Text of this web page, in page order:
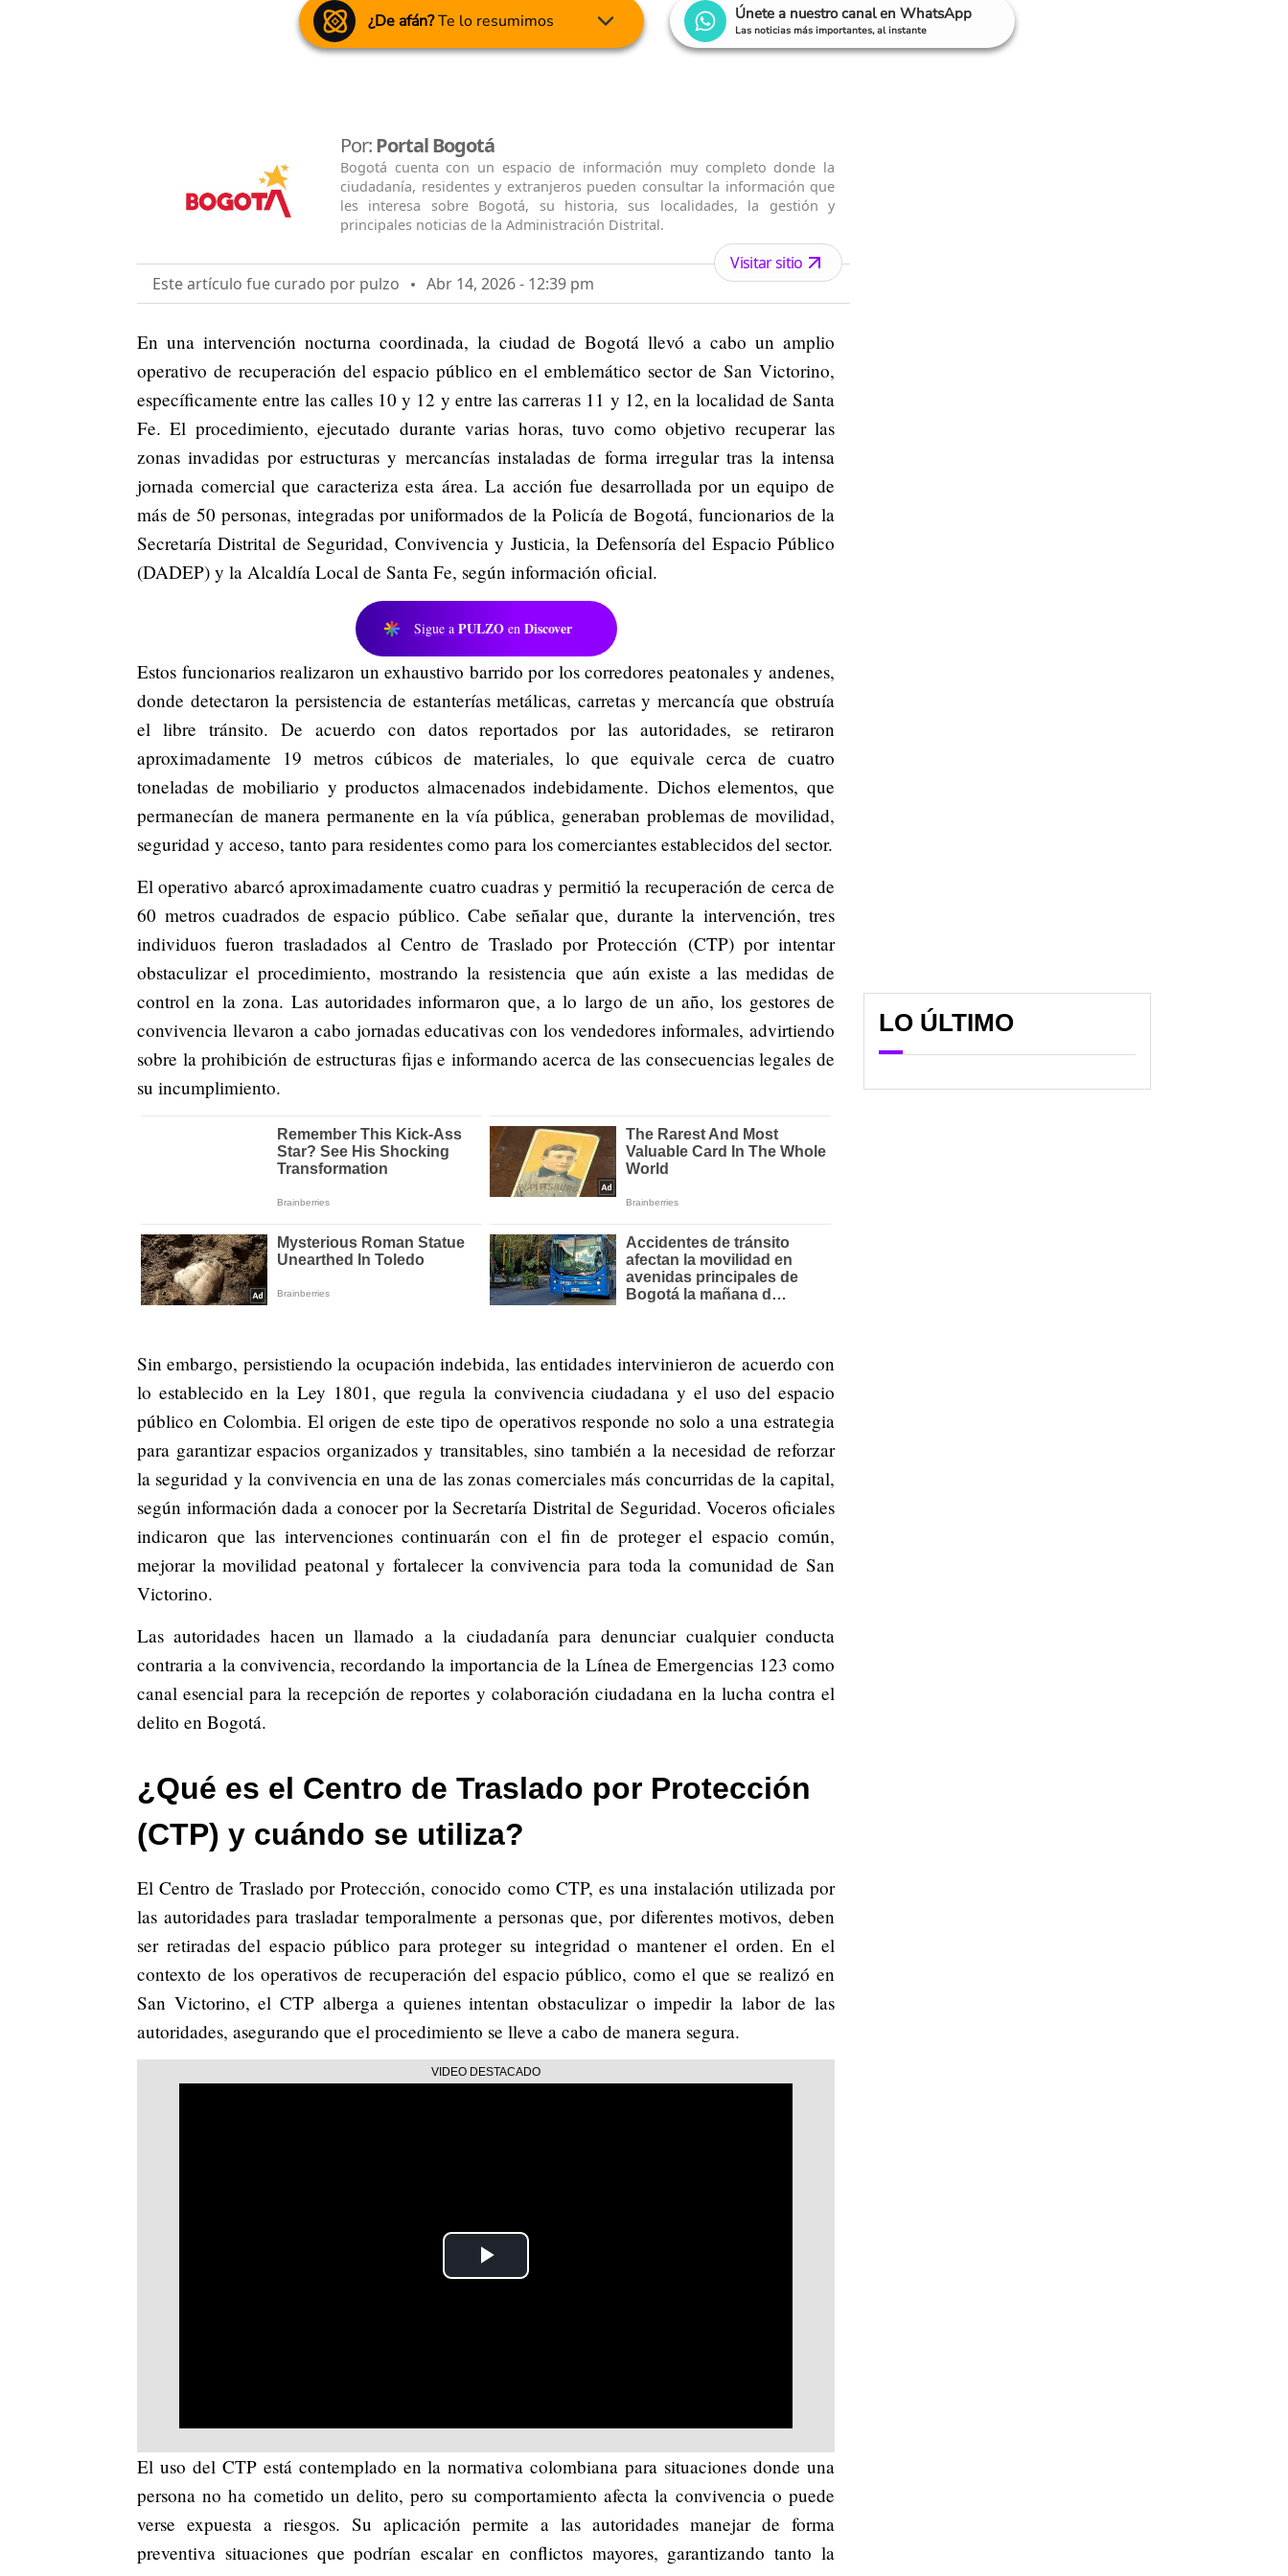
¿De afán?Te lo resumimos Únete a nuestro canal en WhatsApp
Las noticias más importantes, al instante
Por:Portal Bogotá
Bogotá cuenta con un espacio de información muy completo donde la
ciudadanía, residentes y extranjeros pueden consultar la información que
les interesa sobre Bogotá, su historia, sus localidades, la gestión y
principales noticias de la Administración Distrital.
Este artículo fue curado por pulzo Abr 14, 2026 - 12:39 pm
Visitar sitio
En una intervención nocturna coordinada, la ciudad de Bogotá llevó a cabo un amplio
operativo de recuperación del espacio público en el emblemático sector de San Victorino,
específicamente entre las calles 10 y 12 y entre las carreras 11 y 12, en la localidad de Santa
Fe. El procedimiento, ejecutado durante varias horas, tuvo como objetivo recuperar las
zonas invadidas por estructuras y mercancías instaladas de forma irregular tras la intensa
jornada comercial que caracteriza esta área. La acción fue desarrollada por un equipo de
más de 50 personas, integradas por uniformados de la Policía de Bogotá, funcionarios de la
Secretaría Distrital de Seguridad, Convivencia y Justicia, la Defensoría del Espacio Público
(DADEP) y la Alcaldía Local de Santa Fe, según información oficial.
Sigue a PULZO en Discover
Estos funcionarios realizaron un exhaustivo barrido por los corredores peatonales y andenes,
donde detectaron la persistencia de estanterías metálicas, carretas y mercancía que obstruía
el libre tránsito. De acuerdo con datos reportados por las autoridades, se retiraron
aproximadamente 19 metros cúbicos de materiales, lo que equivale cerca de cuatro
toneladas de mobiliario y productos almacenados indebidamente. Dichos elementos, que
permanecían de manera permanente en la vía pública, generaban problemas de movilidad,
seguridad y acceso, tanto para residentes como para los comerciantes establecidos del sector.
El operativo abarcó aproximadamente cuatro cuadras y permitió la recuperación de cerca de
60 metros cuadrados de espacio público. Cabe señalar que, durante la intervención, tres
individuos fueron trasladados al Centro de Traslado por Protección (CTP) por intentar
obstaculizar el procedimiento, mostrando la resistencia que aún existe a las medidas de
control en la zona. Las autoridades informaron que, a lo largo de un año, los gestores de
convivencia llevaron a cabo jornadas educativas con los vendedores informales, advirtiendo
sobre la prohibición de estructuras fijas e informando acerca de las consecuencias legales de
su incumplimiento.
Sin embargo, persistiendo la ocupación indebida, las entidades intervinieron de acuerdo con
lo establecido en la Ley 1801, que regula la convivencia ciudadana y el uso del espacio
público en Colombia. El origen de este tipo de operativos responde no solo a una estrategia
para garantizar espacios organizados y transitables, sino también a la necesidad de reforzar
la seguridad y la convivencia en una de las zonas comerciales más concurridas de la capital,
según información dada a conocer por la Secretaría Distrital de Seguridad. Voceros oficiales
indicaron que las intervenciones continuarán con el fin de proteger el espacio común,
mejorar la movilidad peatonal y fortalecer la convivencia para toda la comunidad de San
Victorino.
Las autoridades hacen un llamado a la ciudadanía para denunciar cualquier conducta
contraria a la convivencia, recordando la importancia de la Línea de Emergencias 123 como
canal esencial para la recepción de reportes y colaboración ciudadana en la lucha contra el
delito en Bogotá.
¿Qué es el Centro de Traslado por Protección
(CTP) y cuándo se utiliza?
El Centro de Traslado por Protección, conocido como CTP, es una instalación utilizada por
las autoridades para trasladar temporalmente a personas que, por diferentes motivos, deben
ser retiradas del espacio público para proteger su integridad o mantener el orden. En el
contexto de los operativos de recuperación del espacio público, como el que se realizó en
San Victorino, el CTP alberga a quienes intentan obstaculizar o impedir la labor de las
autoridades, asegurando que el procedimiento se lleve a cabo de manera segura.
Play
El uso del CTP está contemplado en la normativa colombiana para situaciones donde una
persona no ha cometido un delito, pero su comportamiento afecta la convivencia o puede
verse expuesta a riesgos. Su aplicación permite a las autoridades manejar de forma
preventiva situaciones que podrían escalar en conflictos mayores, garantizando tanto la
LO ÚLTIMO